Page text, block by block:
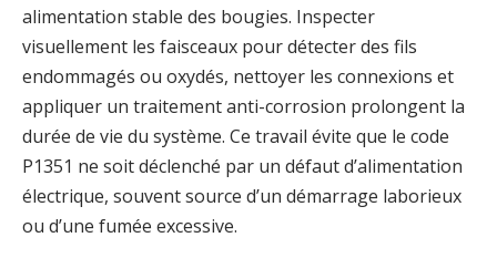
alimentation stable des bougies. Inspecter
visuellement les faisceaux pour détecter des fils
endommagés ou oxydés, nettoyer les connexions et
appliquer un traitement anti-corrosion prolongent la
durée de vie du système. Ce travail évite que le code
P1351 ne soit déclenché par un défaut d’alimentation
électrique, souvent source d’un démarrage laborieux
ou d’une fumée excessive.